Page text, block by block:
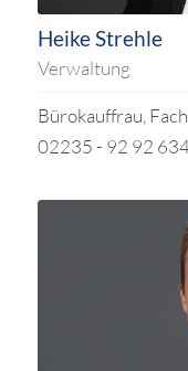
Heike Strehle
Verwaltung
Bürokauffrau,
02235 - 92 92